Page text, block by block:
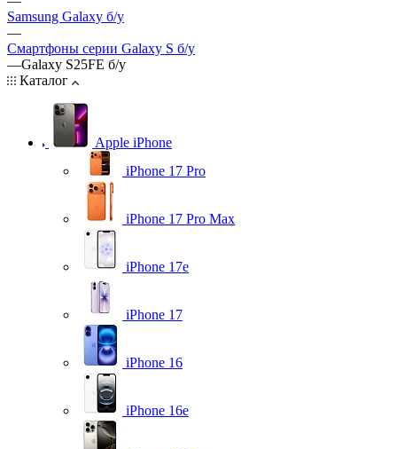
Samsung Galaxy б/у
—
Смартфоны серии Galaxy S б/у
—Galaxy S25FE б/у
Каталог
Apple iPhone
iPhone 17 Pro
iPhone 17 Pro Max
iPhone 17e
iPhone 17
iPhone 16
iPhone 16e